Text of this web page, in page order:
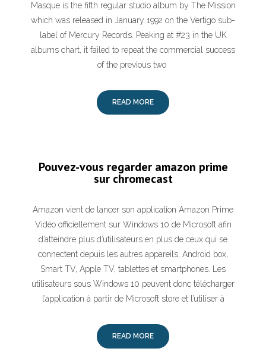
Masque is the fifth regular studio album by The Mission
which was released in January 1992 on the Vertigo sub-
label of Mercury Records. Peaking at #23 in the UK
albums chart, it failed to repeat the commercial success
of the previous two
READ MORE
Pouvez-vous regarder amazon prime
sur chromecast
Amazon vient de lancer son application Amazon Prime
Vidéo officiellement sur Windows 10 de Microsoft afin
d’atteindre plus d’utilisateurs en plus de ceux qui se
connectent depuis les autres appareils, Android box,
Smart TV, Apple TV, tablettes et smartphones. Les
utilisateurs sous Windows 10 peuvent donc télécharger
l’application à partir de Microsoft store et l’utiliser à
READ MORE